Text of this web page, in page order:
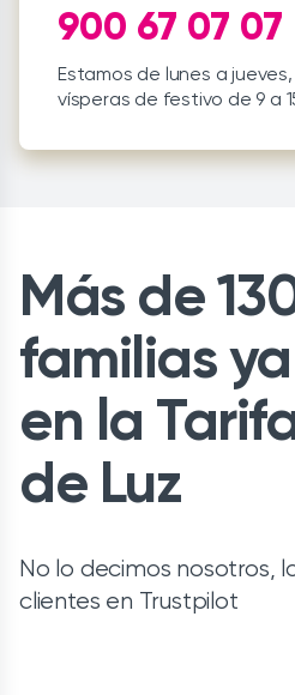
900 67 07 07
Estamos de lunes a jueves,
vísperas de festivo de 9 a
Más de
familias
en la
de Luz
No lo decimos nosotros,
clientes en Trustpilot